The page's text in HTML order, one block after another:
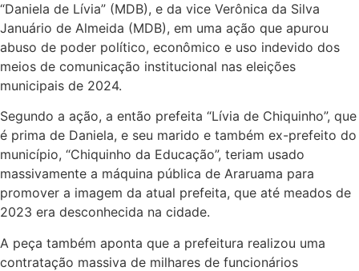
“Daniela de Lívia” (MDB), e da vice Verônica da Silva
Januário de Almeida (MDB), em uma ação que apurou
abuso de poder político, econômico e uso indevido dos
meios de comunicação institucional nas eleições
municipais de 2024.
Segundo a ação, a então prefeita “Lívia de Chiquinho”, que
é prima de Daniela, e seu marido e também ex-prefeito do
município, “Chiquinho da Educação”, teriam usado
massivamente a máquina pública de Araruama para
promover a imagem da atual prefeita, que até meados de
2023 era desconhecida na cidade.
A peça também aponta que a prefeitura realizou uma
contratação massiva de milhares de funcionários